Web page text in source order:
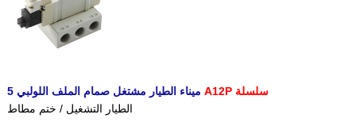
5 ميناء الطيار مشتغل صمام الملف اللولبي
A12P سلسلة
الطيار التشغيل / ختم مطاط